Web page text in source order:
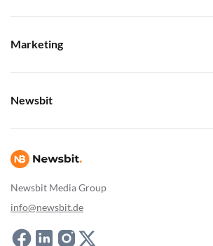
Newsbit Media Group
info@newsbit.de
Marketing
Newsbit